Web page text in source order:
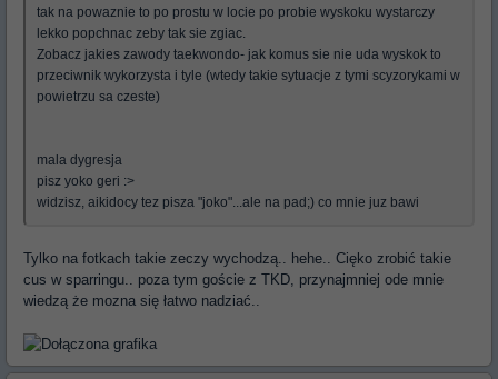
tak na powaznie to po prostu w locie po probie wyskoku wystarczy
lekko popchnac zeby tak sie zgiac.
Zobacz jakies zawody taekwondo- jak komus sie nie uda wyskok to
przeciwnik wykorzysta i tyle (wtedy takie sytuacje z tymi scyzorykami w
powietrzu sa czeste)
mala dygresja
pisz yoko geri :>
widzisz, aikidocy tez pisza "joko"...ale na pad;) co mnie juz bawi
Tylko na fotkach takie zeczy wychodzą.. hehe.. Cięko zrobić takie
cus w sparringu.. poza tym goście z TKD, przynajmniej ode mnie
wiedzą że mozna się łatwo nadziać..